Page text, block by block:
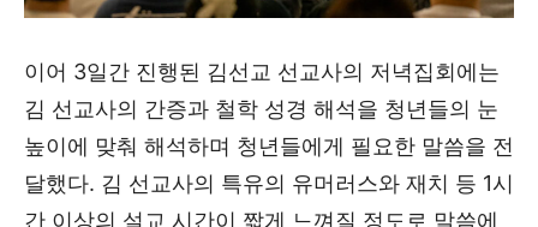
이어 3일간 진행된 김선교 선교사의 저녁집회에는
김 선교사의 간증과 철학 성경 해석을 청년들의 눈
높이에 맞춰 해석하며 청년들에게 필요한 말씀을 전
달했다. 김 선교사의 특유의 유머러스와 재치 등 1시
간 이상의 설교 시간이 짧게 느껴질 정도로 말씀에